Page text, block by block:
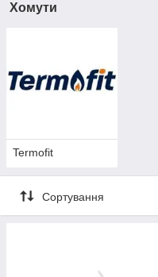
Хомути
Termofit
Сортування